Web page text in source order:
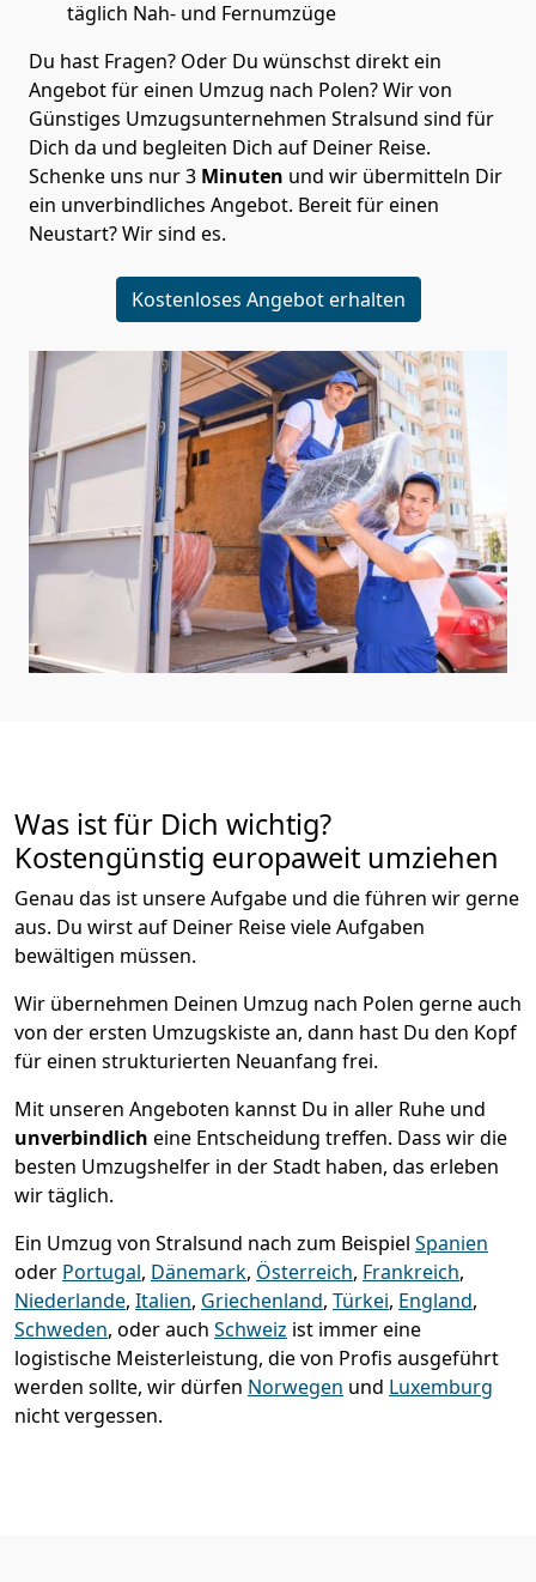
täglich Nah- und Fernumzüge
Du hast Fragen? Oder Du wünschst direkt ein
Angebot für einen Umzug nach Polen? Wir von
Günstiges Umzugsunternehmen Stralsund sind für
Dich da und begleiten Dich auf Deiner Reise.
Schenke uns nur3 Minuten und wir übermitteln Dir
ein unverbindliches Angebot. Bereit für einen
Neustart? Wir sind es.
Kostenloses Angebot erhalten
Was ist für Dich wichtig?
Kostengünstig europaweit umziehen
Genau das ist unsere Aufgabe und die führen wir gerne
aus. Du wirst auf Deiner Reise viele Aufgaben
bewältigen müssen.
Wir übernehmen Deinen Umzug nach Polen gerne auch
von der ersten Umzugskiste an, dann hast Du den Kopf
für einen strukturierten Neuanfang frei.
Mit unseren Angeboten kannst Du in aller Ruhe und
unverbindlich eine Entscheidung treffen. Dass wir die
besten Umzugshelfer in der Stadt haben, das erleben
wir täglich.
Ein Umzug von Stralsund nach zum Beispiel Spanien
oder Portugal, Dänemark, Österreich, Frankreich,
Niederlande, Italien, Griechenland, Türkei, England,
Schweden, oder auch Schweiz ist immer eine
logistische Meisterleistung, die von Profis ausgeführt
werden sollte, wir dürfen Norwegen und Luxemburg
nicht vergessen.